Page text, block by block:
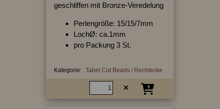
geschliffen mit Bronze-Veredelung
Perlengröße: 15/15/7mm
LochØ: ca.1mm
pro Packung 3 St.
Kategorie: Tabel Cut Beads / Rechtecke